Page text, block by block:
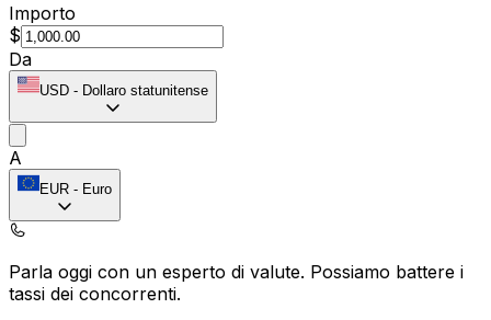
Importo
$
Da
USD - Dollaro statunitense
A
EUR - Euro
Parla oggi con un esperto di valute. Possiamo battere i
tassi dei concorrenti.